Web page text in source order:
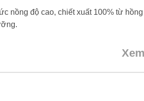
nồng độ cao, chiết xuất 100% từ